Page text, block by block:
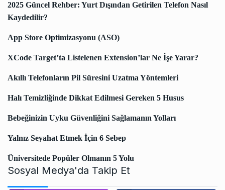
2025 Güncel Rehber: Yurt Dışından Getirilen Telefon Nasıl
Kaydedilir?
App Store Optimizasyonu (ASO)
XCode Target’ta Listelenen Extension’lar Ne İşe Yarar?
Akıllı Telefonların Pil Süresini Uzatma Yöntemleri
Halı Temizliğinde Dikkat Edilmesi Gereken 5 Husus
Bebeğinizin Uyku Güvenliğini Sağlamanın Yolları
Yalnız Seyahat Etmek İçin 6 Sebep
Üniversitede Popüler Olmanın 5 Yolu
Sosyal Medya'da Takip Et